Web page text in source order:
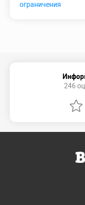
ограничения
246